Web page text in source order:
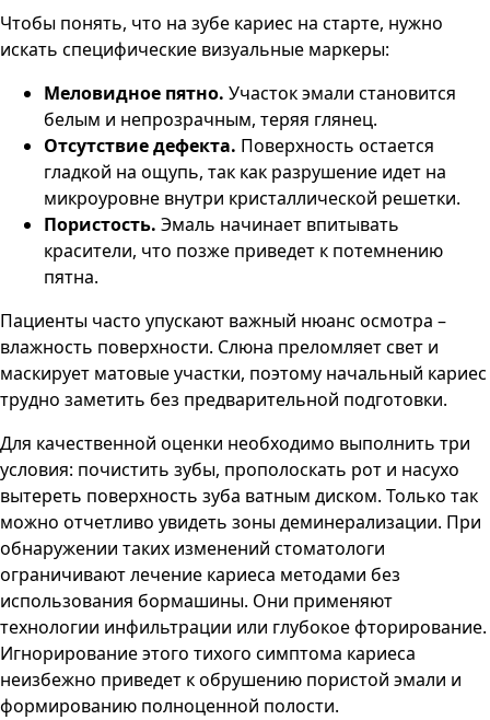
Чтобы понять, что на зубе кариес на старте, нужно
искать специфические визуальные маркеры:
Меловидное пятно. Участок эмали становится
белым и непрозрачным, теряя глянец.
Отсутствие дефекта. Поверхность остается
гладкой на ощупь, так как разрушение идет на
микроуровне внутри кристаллической решетки.
Пористость. Эмаль начинает впитывать
красители, что позже приведет к потемнению
пятна.
Пациенты часто упускают важный нюанс осмотра –
влажность поверхности. Слюна преломляет свет и
маскирует матовые участки, поэтому начальный кариес
трудно заметить без предварительной подготовки.
Для качественной оценки необходимо выполнить три
условия: почистить зубы, прополоскать рот и насухо
вытереть поверхность зуба ватным диском. Только так
можно отчетливо увидеть зоны деминерализации. При
обнаружении таких изменений стоматологи
ограничивают лечение кариеса методами без
использования бормашины. Они применяют
технологии инфильтрации или глубокое фторирование.
Игнорирование этого тихого симптома кариеса
неизбежно приведет к обрушению пористой эмали и
формированию полноценной полости.